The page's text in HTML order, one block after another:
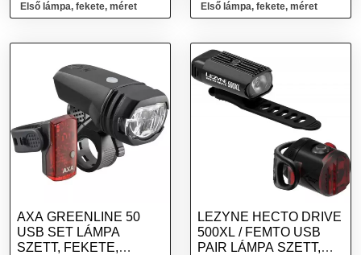
Első lámpa, fekete, méret
Első lámpa, fekete, méret
AXA GREENLINE 50
USB SET LÁMPA
SZETT, FEKETE,
LEZYNE HECTO DRIVE
500XL / FEMTO USB
PAIR LÁMPA SZETT,